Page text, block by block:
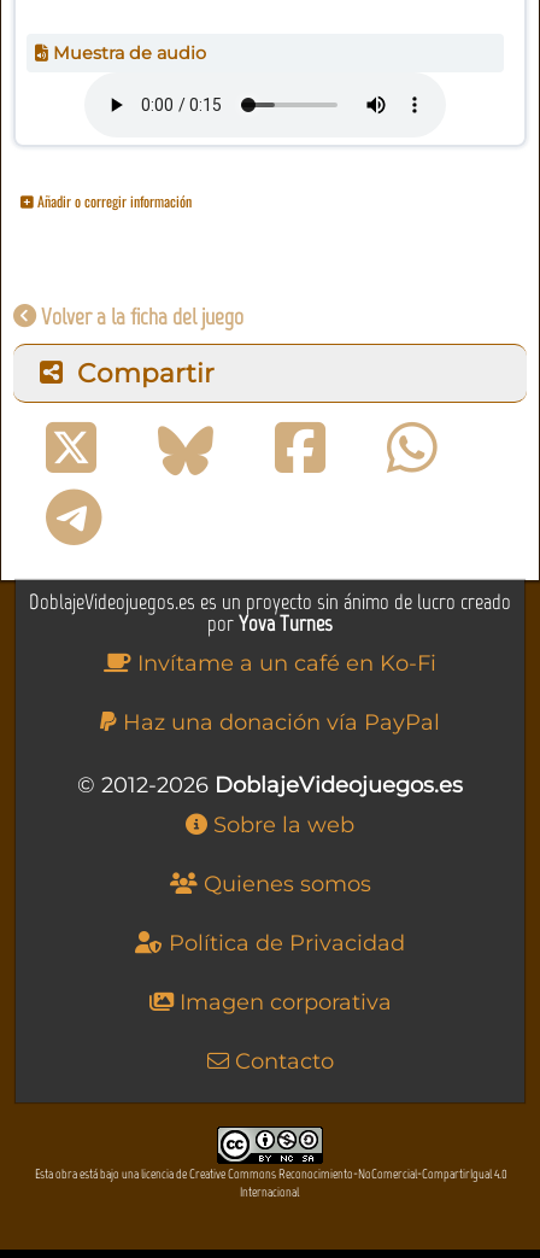
Muestra de audio
Añadir o corregir información
Volver a la ficha del juego
Compartir
DoblajeVideojuegos.es es un proyecto sin ánimo de lucro creado
porYova Turnes
Invítame a un café en Ko-Fi
Haz una donación vía PayPal
© 2012-2026 DoblajeVideojuegos.es
Sobre la web
Quienes somos
Política de Privacidad
Imagen corporativa
Contacto
Esta obra está bajo una licencia de Creative Commons Reconocimiento-NoComercial-CompartirIgual 4.0
Internacional